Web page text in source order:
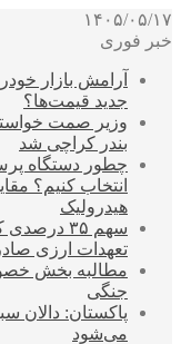
۱۴۰۵/۰۵/۱۷
خبر فوری
آرامش بازار
جدید قیمت‌ها؟
وزیر صمت
بندر کراچی شد
چطور دستگاه
انتخاب کنیم؟
هیدرولیک
سهم ۳۵
تعهدات ارزی
مطالبه بخش
جنگی
پاکستان: دالان
می‌شود